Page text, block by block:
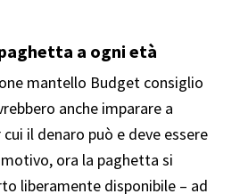
a ogni età
mantello Budget consiglio
anche imparare a
il denaro può e deve essere
ora la paghetta si
liberamente disponibile – ad